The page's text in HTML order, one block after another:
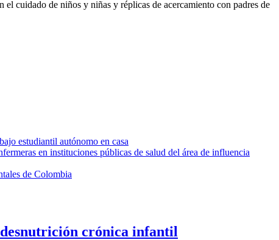
cuidado de niños y niñas y réplicas de acercamiento con padres de
estudiantil autónomo en casa
en instituciones públicas de salud del área de influencia
de Colombia
crónica infantil